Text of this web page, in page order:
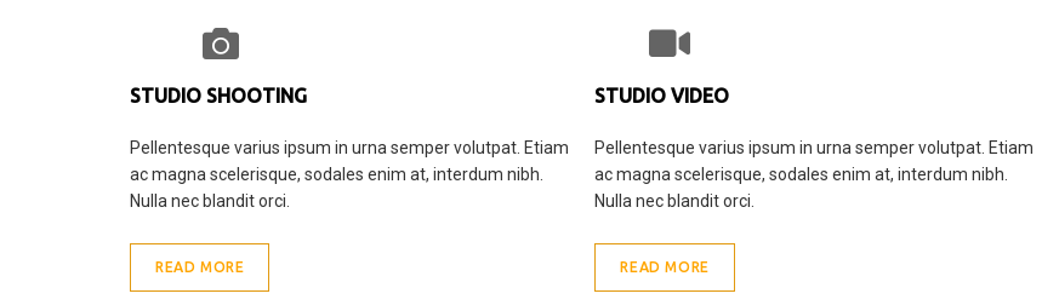
STUDIO SHOOTING
Pellentesque varius ipsum in urna semper volutpat. Etiam
ac magna scelerisque, sodales enim at, interdum nibh.
Nulla nec blandit orci.
READ MORE
STUDIO VIDEO
Pellentesque varius ipsum in urna semper volutpat. Etiam
ac magna scelerisque, sodales enim at, interdum nibh.
Nulla nec blandit orci.
READ MORE